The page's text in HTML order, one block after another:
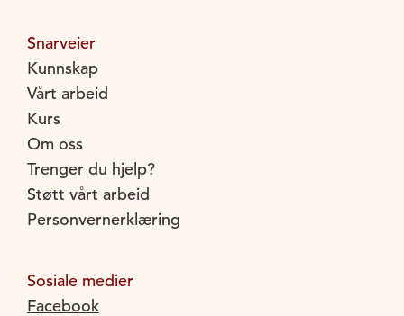
Snarveier
Kunnskap
Vårt arbeid
Kurs
Om oss
Trenger du hjelp?
Støtt vårt arbeid
Personvernerklæring
Sosiale medier
Facebook